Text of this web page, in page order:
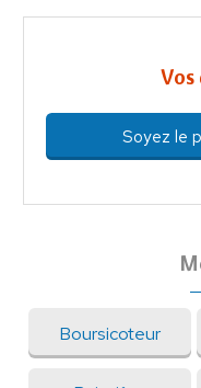
Vos
Soyez le
Boursicoteur